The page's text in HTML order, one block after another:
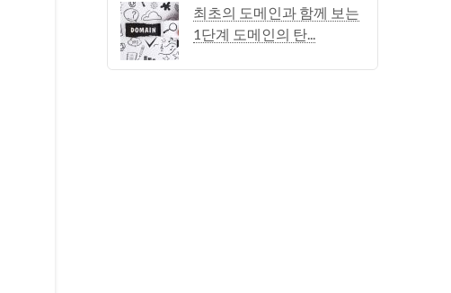
최초의 도메인과 함께 보는
1단계 도메인의 탄...